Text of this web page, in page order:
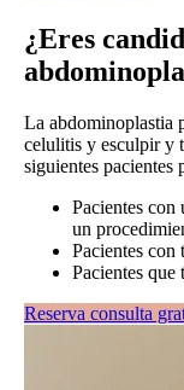
¿Eres
La abdominoplastia
celulitis y esculpir y
siguientes pacientes
Pacientes
un
Pacientes con
Pacientes que
Reserva consulta